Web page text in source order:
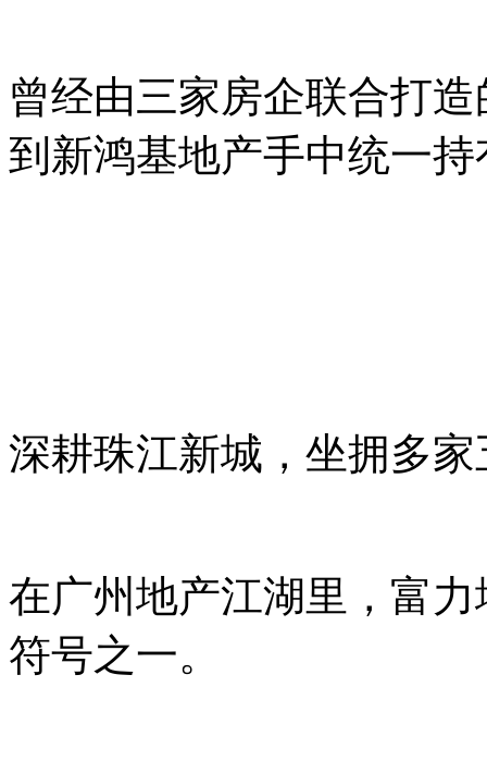
曾经由三家房企联合打
到新鸿基地产手中统一持
深耕珠江新城，坐拥多
在广州地产江湖里，富
符号之一。